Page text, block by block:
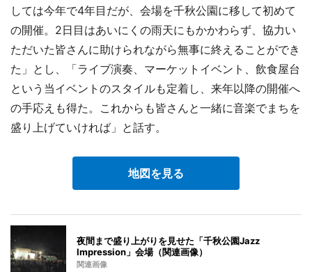
しては今年で4年目だが、会場を千秋公園に移して初めて
の開催。2日目はあいにくの雨天にもかかわらず、協力い
ただいた皆さんに助けられながら無事に終えることができ
た」とし、「ライブ演奏、マーケットイベント、飲食屋台
という当イベントのスタイルも定着し、来年以降の開催へ
の手応えも得た。これからも皆さんと一緒に音楽でまちを
盛り上げていければ」と話す。
地図を見る
夜間まで盛り上がりを見せた「千秋公園Jazz
Impression」会場（関連画像）
関連画像